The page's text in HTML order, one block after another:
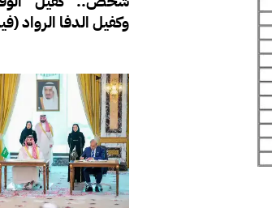
وكفيل الدفا الرواد